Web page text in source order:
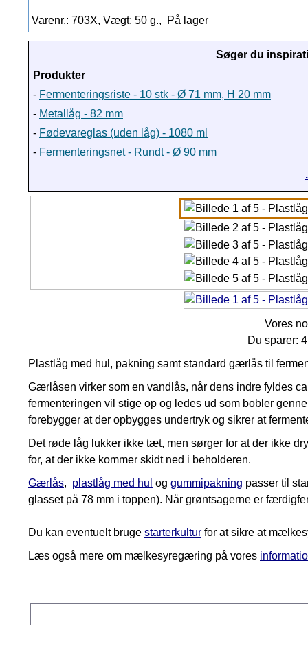
Varenr.: 703X, Vægt: 50 g., På lager
Søger du
Produkter
- Fermenteringsriste - 10 stk - Ø 71 mm, H 20 mm
- Metallåg - 82 mm
- Fødevareglas (uden låg) - 1080 ml
- Fermenteringsnet - Rundt - Ø 90 mm
Vores
Du sparer:
Plastlåg med hul, pakning samt standard gærlås til
Gærlåsen virker som en vandlås, når dens indre fyldes
fermenteringen vil stige op og ledes ud som bobler
forebygger at der opbygges undertryk og sikrer at
Det røde låg lukker ikke tæt, men sørger for at der ikke
for, at der ikke kommer skidt ned i beholderen.
Gærlås, plastlåg med hul og gummipakning passer til
glasset på 78 mm i toppen). Når grøntsagerne er
Du kan eventuelt bruge starterkultur for at sikre at
Læs også mere om mælkesyregæring på vores